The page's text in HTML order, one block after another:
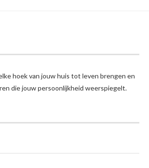
hoek van jouw huis tot leven brengen en
die jouw persoonlijkheid weerspiegelt.